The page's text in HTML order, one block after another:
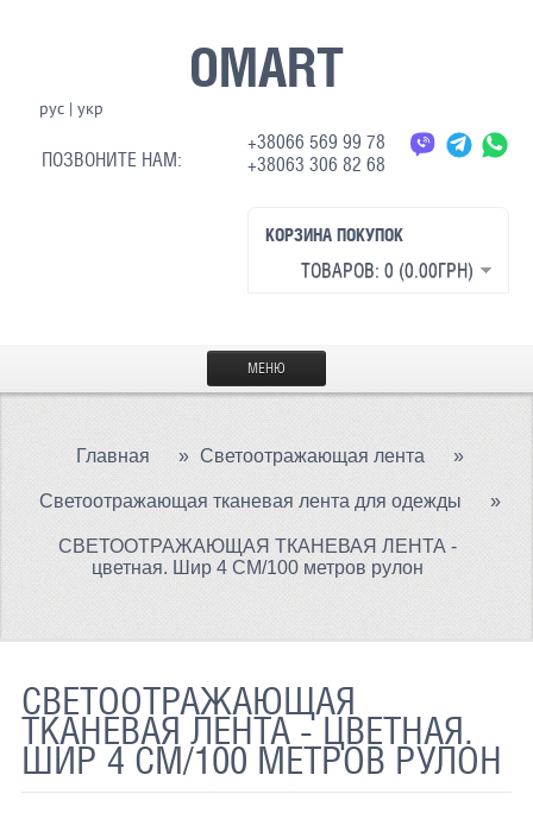
OMART
рус| укр
ПОЗВОНИТЕ НАМ:
+38066 569 99 78
+38063 306 82 68
КОРЗИНА ПОКУПОК
ТОВАРОВ: 0 (0.00ГРН)
МЕНЮ
МАТЕРИАЛЫ
СВЕТООТРАЖАЮЩАЯ ТКАНЬ
ТЕРМОХРОМНАЯ ТКАНЬ
СВЕТООТРАЖАЮЩИЕ ДОРОЖНЫЕ ЗНАКИ
СВЕТООТРАЖАЮЩАЯ КРАСКА
Главная » Светоотражающая лента »
Светоотражающая тканевая лента для одежды »
СВЕТООТРАЖАЮЩАЯ ТКАНЕВАЯ ЛЕНТА -
цветная. Шир 4 СМ/100 метров рулон
СВЕТООТРАЖАЮЩАЯ
ТКАНЕВАЯ ЛЕНТА - ЦВЕТНАЯ.
ШИР 4 СМ/100 МЕТРОВ РУЛОН